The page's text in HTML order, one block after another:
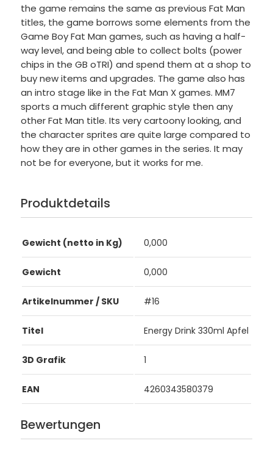
the game remains the same as previous Fat Man
titles, the game borrows some elements from the
Game Boy Fat Man games, such as having a half-
way level, and being able to collect bolts (power
chips in the GB oTRI) and spend them at a shop to
buy new items and upgrades. The game also has
an intro stage like in the Fat Man X games. MM7
sports a much different graphic style then any
other Fat Man title. Its very cartoony looking, and
the character sprites are quite large compared to
how they are in other games in the series. It may
not be for everyone, but it works for me.
Produktdetails
Gewicht (netto in Kg) 0,000
Gewicht 0,000
Artikelnummer / SKU #16
Titel Energy Drink 330ml Apfel
3D Grafik 1
EAN 4260343580379
Bewertungen